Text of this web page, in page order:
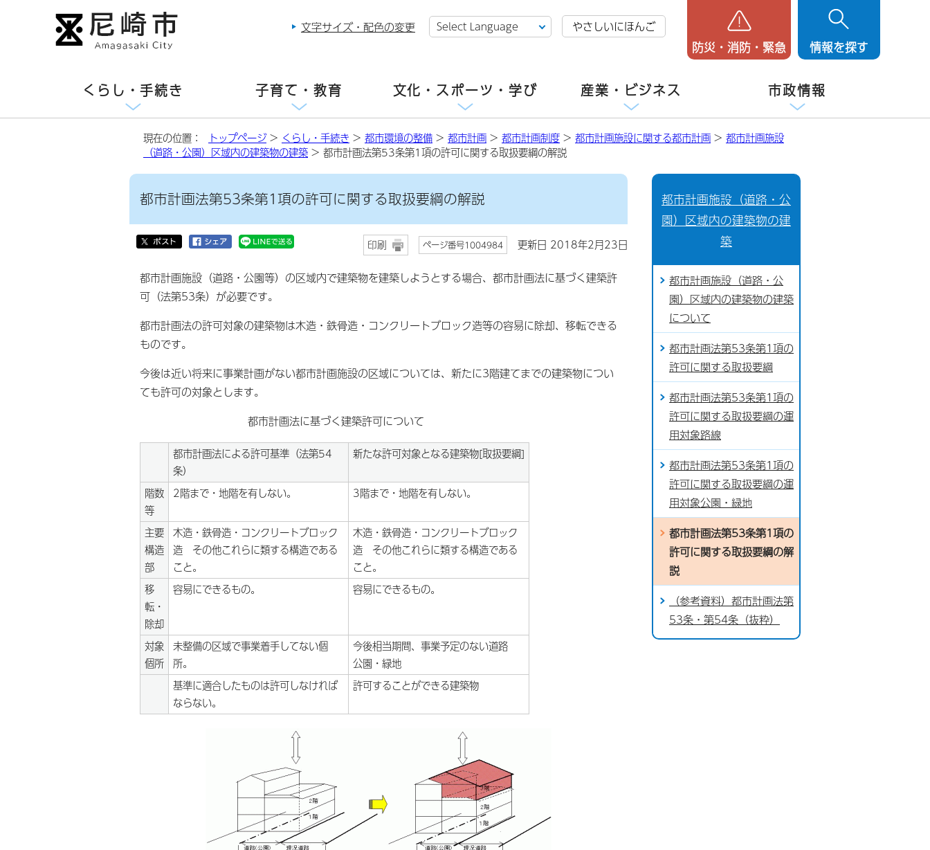
文字サイズ・配色の変更 やさしいにほんご
防災・消防・緊急 情報を探す
くらし・手続き 子育て・教育 文化・スポーツ・学び 産業・ビジネス 市政情報
現在の位置： トップページ> くらし・手続き > 都市環境の整備 > 都市計画 > 都市計画制度 > 都市計画施設に関する都市計画 > 都市計画施設
（道路・公園）区域内の建築物の建築 > 都市計画法第53条第1項の許可に関する取扱要綱の解説
都市計画法第53条第1項の許可に関する取扱要綱の解説
印刷 ページ番号1004984 更新日 2018年2月23日
都市計画施設（道路・公園等）の区域内で建築物を建築しようとする場合、都市計画法に基づく建築許
可（法第53条）が必要です。
都市計画法の許可対象の建築物は木造・鉄骨造・コンクリートブロック造等の容易に除却、移転できる
ものです。
今後は近い将来に事業計画がない都市計画施設の区域については、新たに3階建てまでの建築物につい
ても許可の対象とします。
都市計画法に基づく建築許可について
都市計画法による許可基準（法第54
条）
新たな許可対象となる建築物[取扱要綱]
階数
等
2階まで・地階を有しない。 3階まで・地階を有しない。
主要
構造
部
木造・鉄骨造・コンクリートブロック
造 その他これらに類する構造である
こと。
木造・鉄骨造・コンクリートブロック
造 その他これらに類する構造である
こと。
移
転・
除却
容易にできるもの。 容易にできるもの。
対象
個所
未整備の区域で事業着手してない個
所。
今後相当期間、事業予定のない道路
公園・緑地
基準に適合したものは許可しなければ
ならない。
許可することができる建築物
都市計画施設（道路・公
園）区域内の建築物の建
築
都市計画施設（道路・公
園）区域内の建築物の建築
について
都市計画法第53条第1項の
許可に関する取扱要綱
都市計画法第53条第1項の
許可に関する取扱要綱の運
用対象路線
都市計画法第53条第1項の
許可に関する取扱要綱の運
用対象公園・緑地
都市計画法第53条第1項の
許可に関する取扱要綱の解
説
（参考資料）都市計画法第
53条・第54条（抜粋）